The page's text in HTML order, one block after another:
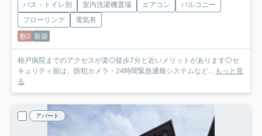
バス・トイレ別 室内洗濯機置場 エアコン
バルコニー
フローリング
電気有
敷0 新築
柏戸病院までのアクセスが楽◎徒歩7分と近いメリットがあります◎セ
キュリティ面は、防犯カメラ・24時間緊急通報システムなど... もっと見
る
アパート